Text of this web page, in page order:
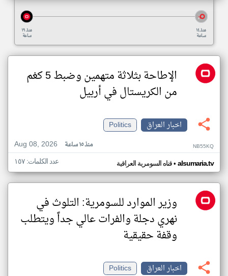
منذ ١٩
ساعة
منذ ١٤
ساعة
الإطاحة بثلاثة متهمين وضبط 5 كغم
من الكريستال في أربيل
اخبار العراق
Politics
Aug 08, 2026
منذ ١٥ ساعة NB55KQ
قناه السومرية العراقية• alsumaria.tv عدد الكلمات: ١٥٧
وزير الموارد للسومرية: التلوث في
نهري دجلة والفرات عالي جداً ويتطلب
وقفة حقيقية
اخبار العراق
Politics